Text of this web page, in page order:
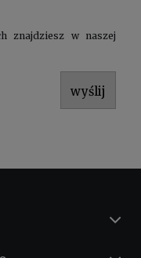
znajdziesz w naszej
wyślij